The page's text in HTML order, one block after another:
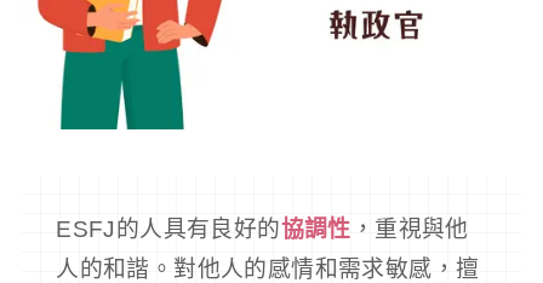
ESFJ的人具有良好的協調性 ，重視與他
人的和諧。對他人的感情和需求敏感，擅